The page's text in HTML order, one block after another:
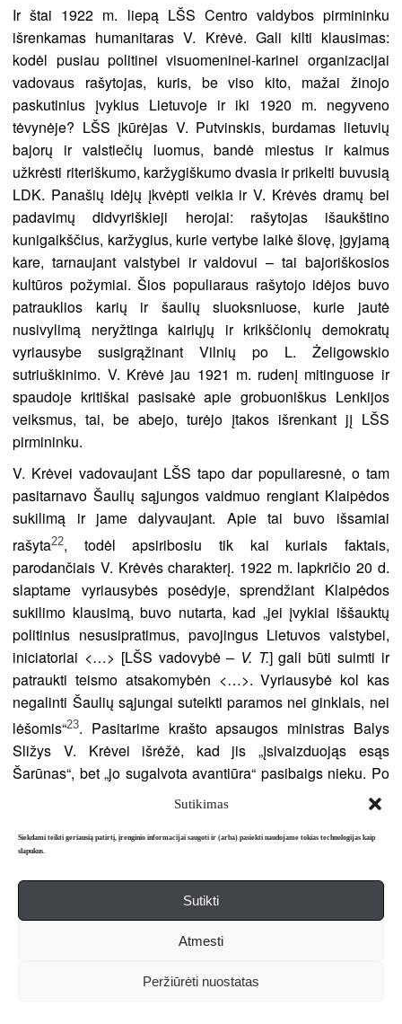
Sutikimas
Siekdami teikti geriausią patirtį, įrenginio informacijai saugoti ir (arba) pasiekti naudojame tokias technologijas kaip
slapukus.
Sutikti
Atmesti
Peržiūrėti nuostatas
Ir štai 1922 m. liepą LŠS Centro valdybos pirmininku
išrenkamas humanitaras V. Krėvė. Gali kilti klausimas:
kodėl pusiau politinei visuomeninei-karinei organizacijai
vadovaus rašytojas, kuris, be viso kito, mažai žinojo
paskutinius įvykius Lietuvoje ir iki 1920 m. negyveno
tėvynėje? LŠS įkūrėjas V. Putvinskis, burdamas lietuvių
bajorų ir valstiečių luomus, bandė miestus ir kaimus
užkrėsti riteriškumo, karžygiškumo dvasia ir prikelti buvusią
LDK. Panašių idėjų įkvėpti veikia ir V. Krėvės dramų bei
padavimų didvyriškieji herojai: rašytojas išaukštino
kunigaikščius, karžygius, kurie vertybe laikė šlovę, įgyjamą
kare, tarnaujant valstybei ir valdovui – tai bajoriškosios
kultūros požymiai. Šios populiaraus rašytojo idėjos buvo
patrauklios karių ir šaulių sluoksniuose, kurie jautė
nusivylimą neryžtinga kairiųjų ir krikščionių demokratų
vyriausybe susigrąžinant Vilnių po L. Żeligowskio
sutriuškinimo. V. Krėvė jau 1921 m. rudenį mitinguose ir
spaudoje kritiškai pasisakė apie grobuoniškus Lenkijos
veiksmus, tai, be abejo, turėjo įtakos išrenkant jį LŠS
pirmininku.
V. Krėvei vadovaujant LŠS tapo dar populiaresnė, o tam
pasitarnavo Šaulių sąjungos vaidmuo rengiant Klaipėdos
sukilimą ir jame dalyvaujant. Apie tai buvo išsamiai
rašyta22, todėl apsiribosiu tik kai kuriais faktais,
parodančiais V. Krėvės charakterį. 1922 m. lapkričio 20 d.
slaptame vyriausybės posėdyje, sprendžiant Klaipėdos
sukilimo klausimą, buvo nutarta, kad „jei įvykiai iššauktų
politinius nesusipratimus, pavojingus Lietuvos valstybei,
iniciatoriai <…> [LŠS vadovybė – V. T.] gali būti suimti ir
patraukti teismo atsakomybėn <…>. Vyriausybė kol kas
negalinti Šaulių sąjungai suteikti paramos nei ginklais, nei
lėšomis“23. Pasitarime krašto apsaugos ministras Balys
Sližys V. Krėvei išrėžė, kad jis „įsivaizduojąs esąs
Šarūnas“, bet „jo sugalvota avantiūra“ pasibaigs nieku. Po
tokių užgaulių pareiškimų kitokio būdo žmogus būtų
buvo tik visuomeninės pareigos, tačiau tik ne V. Krėvė,
buvo svarbiausi – šaulių pirmininkas prisiėmė visą
atsakomybę ir pradėjo organizacinius Klaipėdos
valstybės ginklais ir politiniu palaikymu galėtų paremti šį
žygį? Kilo gana išmintinga, atitinkanti geopolitinę situaciją